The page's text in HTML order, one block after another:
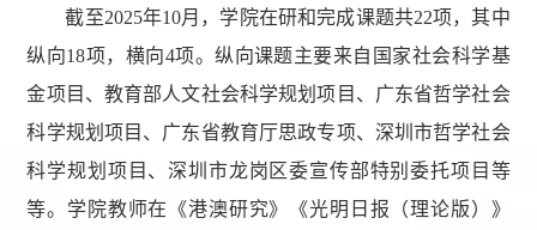
截至2025年10月，学院在研和完成课题共22项，其中
纵向18项，横向4项。纵向课题主要来自国家社会科学基
金项目、教育部人文社会科学规划项目、广东省哲学社会
科学规划项目、广东省教育厅思政专项、深圳市哲学社会
科学规划项目、深圳市龙岗区委宣传部特别委托项目等
等。学院教师在《港澳研究》《光明日报（理论版）》